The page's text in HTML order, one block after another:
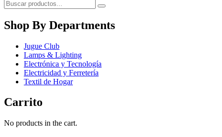
Shop By Departments
Jugue Club
Lamps & Lighting
Electrónica y Tecnología
Electricidad y Ferretería
Textil de Hogar
Carrito
No products in the cart.